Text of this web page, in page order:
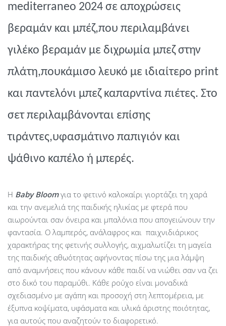
mediterraneo 2024 σε αποχρώσεις
βεραμάν και μπέζ,που περιλαμβάνει
γιλέκο βεραμάν με διχρωμία μπεζ στην
πλάτη,πουκάμισο λευκό με ιδιαίτερο print
και παντελόνι μπεζ καπαρντίνα πιέτες. Στο
σετ περιλαμβάνονται επίσης
τιράντες,υφασμάτινο παπιγιόν και
ψάθινο καπέλο ή μπερές.
Η Baby Bloom για το φετινό καλοκαίρι γιορτάζει τη χαρά
και την ανεμελιά της παιδικής ηλικίας με φτερά που
αιωρούνται σαν όνειρα και μπαλόνια που απογειώνουν την
φαντασία. Ο λαμπερός, ανάλαφρος και παιχνιδιάρικος
χαρακτήρας της φετινής συλλογής, αιχμαλωτίζει τη μαγεία
της παιδικής αθωότητας αφήνοντας πίσω της μια λάμψη
από αναμνήσεις που κάνουν κάθε παιδί να νιώθει σαν να ζει
στο δικό του παραμύθι. Κάθε ρούχο είναι μοναδικά
σχεδιασμένο με αγάπη και προσοχή στη λεπτομέρεια, με
έξυπνα κοψίματα, υφάσματα και υλικά άριστης ποιότητας,
για αυτούς που αναζητούν το διαφορετικό.